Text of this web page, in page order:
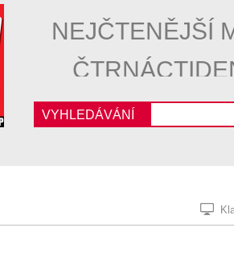
NEJČTENĚJŠÍ
VYHLEDÁVÁNÍ